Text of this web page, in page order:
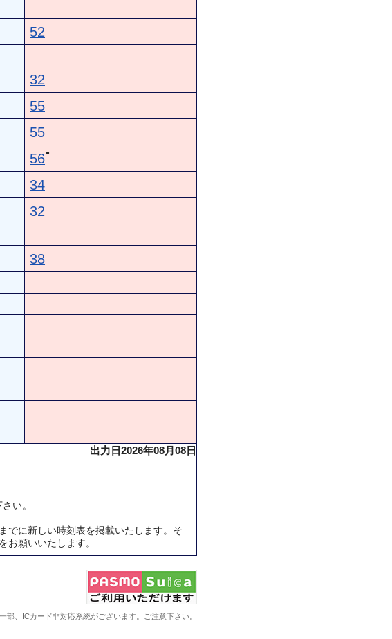
52
32
55
55
56●
34
32
38
出力日2026年08月08日
い。
でに新しい時刻表を掲載いたします。そ
お願いいたします。
部、ICカード非対応系統がございます。ご注意下さい。